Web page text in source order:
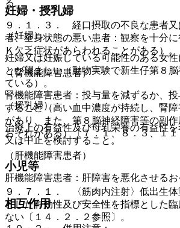
妊婦・授乳婦
（妊婦）
妊婦又は妊娠している可能性のある女
とが望ましい（動物実験で新生仔第８
ている）。
（授乳婦）
治療上の有益性及び母乳栄養の有益性
又は中止を検討すること。
小児等
９．７．１． 〈筋肉内注射〉低出生体
とした有効性及び安全性を指標とした
ない〔１４．２．２参照〕。
る。
９．１．３． 経口摂取の不良な患者又
者、全身状態の悪い患者：観察を十分
Ｋ欠乏症状があらわれることがある）。
（腎機能障害患者）
腎機能障害患者：投与量を減ずるか、
すること（高い血中濃度が持続し、腎
があり、また、第８脳神経障害等の副
おそれがある）〔７．１、８．３、１
（肝機能障害患者）
肝機能障害患者：肝障害を悪化させるお
相互作用